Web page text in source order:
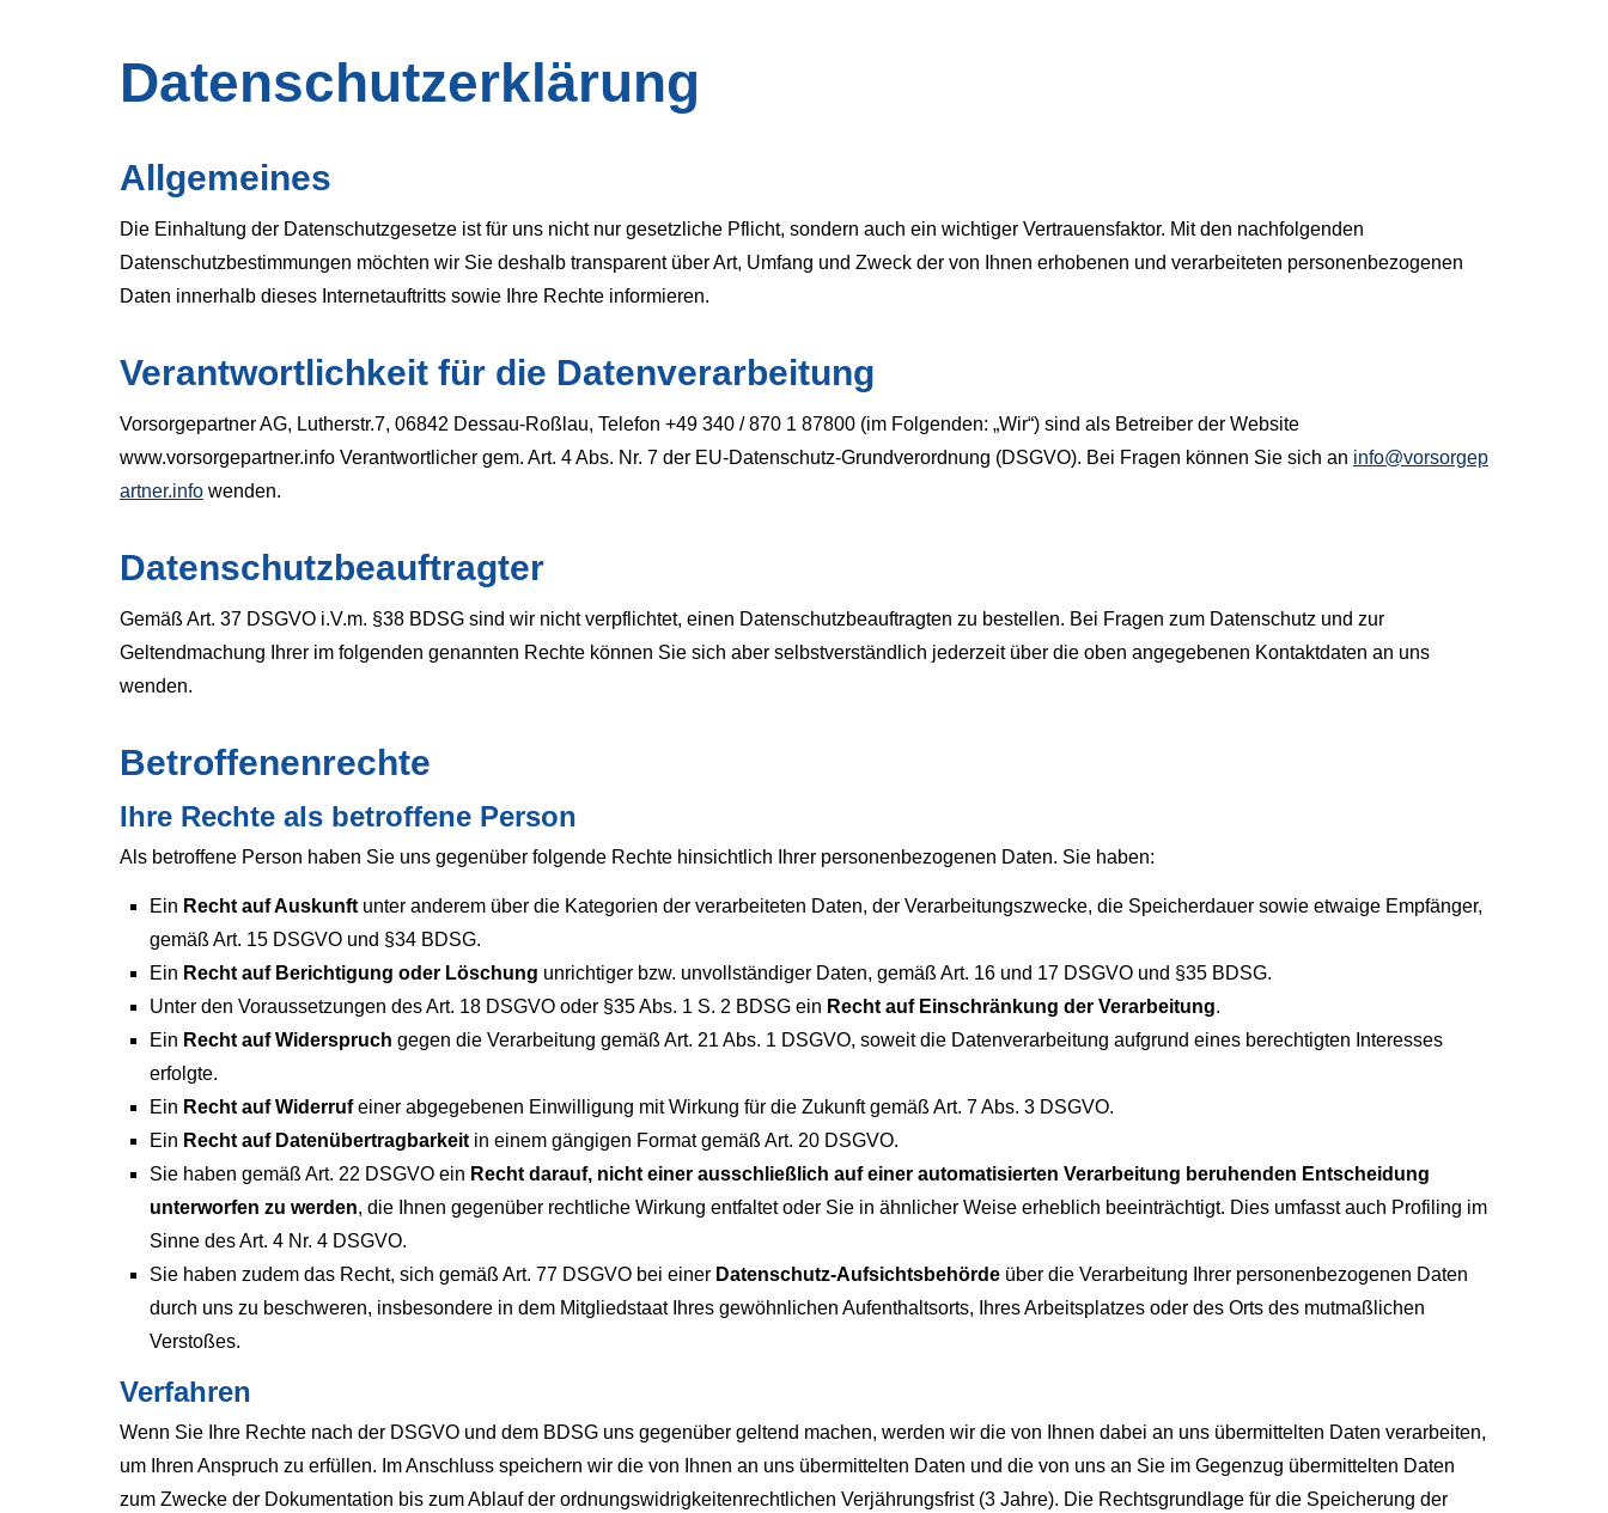
Datenschutzerklärung
Allgemeines
Die Einhaltung der Datenschutzgesetze ist für uns nicht nur gesetzliche Pflicht, sondern auch ein wichtiger Vertrauensfaktor. Mit den nachfolgenden
Datenschutzbestimmungen möchten wir Sie deshalb transparent über Art, Umfang und Zweck der von Ihnen erhobenen und verarbeiteten personenbezogenen
Daten innerhalb dieses Internetauftritts sowie Ihre Rechte informieren.
Verantwortlichkeit für die Datenverarbeitung
Vorsorgepartner AG, Lutherstr.7, 06842 Dessau-Roßlau, Telefon +49 340 / 870 1 87800 (im Folgenden: „Wir“) sind als Betreiber der Website
www.vorsorgepartner.info Verantwortlicher gem. Art. 4 Abs. Nr. 7 der EU-Datenschutz-Grundverordnung (DSGVO). Bei Fragen können Sie sich an info@vorsorgep
artner.info wenden.
Datenschutzbeauftragter
Gemäß Art. 37 DSGVO i.V.m. §38 BDSG sind wir nicht verpflichtet, einen Datenschutzbeauftragten zu bestellen. Bei Fragen zum Datenschutz und zur
Geltendmachung Ihrer im folgenden genannten Rechte können Sie sich aber selbstverständlich jederzeit über die oben angegebenen Kontaktdaten an uns
wenden.
Betroffenenrechte
Ihre Rechte als betroffene Person
Als betroffene Person haben Sie uns gegenüber folgende Rechte hinsichtlich Ihrer personenbezogenen Daten. Sie haben:
Ein Recht auf Auskunft unter anderem über die Kategorien der verarbeiteten Daten, der Verarbeitungszwecke, die Speicherdauer sowie etwaige Empfänger,
gemäß Art. 15 DSGVO und §34 BDSG.
Ein Recht auf Berichtigung oder Löschung unrichtiger bzw. unvollständiger Daten, gemäß Art. 16 und 17 DSGVO und §35 BDSG.
Unter den Voraussetzungen des Art. 18 DSGVO oder §35 Abs. 1 S. 2 BDSG ein Recht auf Einschränkung der Verarbeitung.
Ein Recht auf Widerspruch gegen die Verarbeitung gemäß Art. 21 Abs. 1 DSGVO, soweit die Datenverarbeitung aufgrund eines berechtigten Interesses
erfolgte.
Ein Recht auf Widerrufeiner abgegebenen Einwilligung mit Wirkung für die Zukunft gemäß Art. 7 Abs. 3 DSGVO.
Ein Recht auf Datenübertragbarkeit in einem gängigen Format gemäß Art. 20 DSGVO.
Sie haben gemäß Art. 22 DSGVO ein Recht darauf, nicht einer ausschließlich auf einer automatisierten Verarbeitung beruhenden Entscheidung
unterworfen zu werden, die Ihnen gegenüber rechtliche Wirkung entfaltet oder Sie in ähnlicher Weise erheblich beeinträchtigt. Dies umfasst auch Profiling im
Sinne des Art. 4 Nr. 4 DSGVO.
Sie haben zudem das Recht, sich gemäß Art. 77 DSGVO bei einer Datenschutz-Aufsichtsbehörde über die Verarbeitung Ihrer personenbezogenen Daten
durch uns zu beschweren, insbesondere in dem Mitgliedstaat Ihres gewöhnlichen Aufenthaltsorts, Ihres Arbeitsplatzes oder des Orts des mutmaßlichen
Verstoßes.
Verfahren
Wenn Sie Ihre Rechte nach der DSGVO und dem BDSG uns gegenüber geltend machen, werden wir die von Ihnen dabei an uns übermittelten Daten verarbeiten,
um Ihren Anspruch zu erfüllen. Im Anschluss speichern wir die von Ihnen an uns übermittelten Daten und die von uns an Sie im Gegenzug übermittelten Daten
zum Zwecke der Dokumentation bis zum Ablauf der ordnungswidrigkeitenrechtlichen Verjährungsfrist (3 Jahre). Die Rechtsgrundlage für die Speicherung der